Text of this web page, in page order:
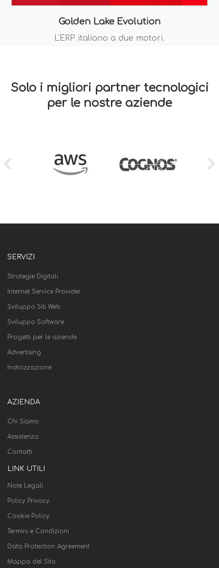
Golden Lake Evolution
L'ERP italiano a due motori.
Solo i migliori partner tecnologici
per le nostre aziende
SERVIZI
Strategie Digitali
Internet Service Provider
Sviluppo Siti Web
Sviluppo Software
Progetti per le aziende
Advertising
Indicizzazione
AZIENDA
Chi Siamo
Assistenza
Contatti
LINK UTILI
Note Legali
Policy Privacy
Cookie Policy
Termini e Condizioni
Data Protection Agreement
Mappa del Sito